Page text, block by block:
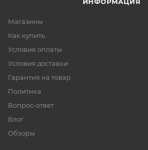
Магазины
Как купить
Условия оплаты
Условия доставки
Гарантия на товар
Политика
Вопрос-ответ
Блог
Обзоры